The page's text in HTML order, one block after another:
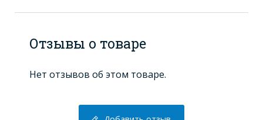
Отзывы о товаре
Нет отзывов об этом товаре.